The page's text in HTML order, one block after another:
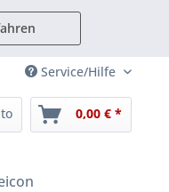
Service/Hilfe
0,00 € *